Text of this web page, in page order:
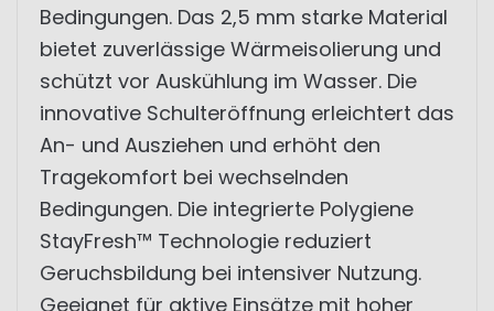
Bedingungen. Das 2,5 mm starke Material
bietet zuverlässige Wärmeisolierung und
schützt vor Auskühlung im Wasser. Die
innovative Schulteröffnung erleichtert das
An- und Ausziehen und erhöht den
Tragekomfort bei wechselnden
Bedingungen. Die integrierte Polygiene
StayFresh™ Technologie reduziert
Geruchsbildung bei intensiver Nutzung.
Geeignet für aktive Einsätze mit hoher